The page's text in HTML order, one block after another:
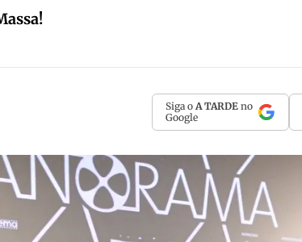
Siga o A TARDE no
Google